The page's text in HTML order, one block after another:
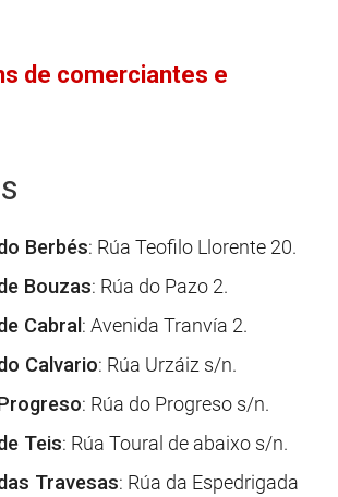
de comerciantes e
Berbés: Rúa Teofilo Llorente 20.
Bouzas: Rúa do Pazo 2.
Cabral : Avenida Tranvía 2.
Calvario: Rúa Urzáiz s/n.
: Rúa do Progreso s/n.
Teis: Rúa Toural de abaixo s/n.
Travesas: Rúa da Espedrigada